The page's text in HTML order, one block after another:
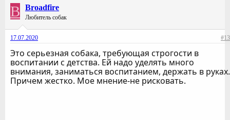
B Broadfire
Любитель собак
17.07.2020 #13
Это серьезная собака, требующая строгости в
воспитании с детства. Ей надо уделять много
внимания, заниматься воспитанием, держать в руках.
Причем жестко. Мое мнение-не рисковать.